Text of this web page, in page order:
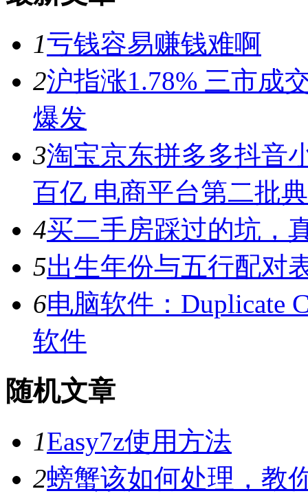
1亏钱容易赚钱难啊
2沪指涨1.78% 三市成
爆发
3淘宝京东拼多多抖音
百亿 电商平台第二批
4买二手房踩过的坑，
5出生年份与五行配对
6电脑软件：Duplicate
软件
随机文章
1Easy7z使用方法
2螃蟹该如何处理，教